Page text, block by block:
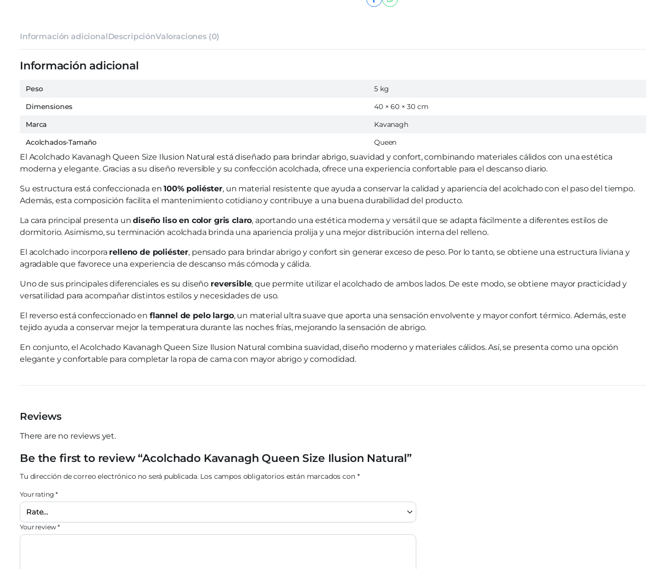
Información adicionalDescripciónValoraciones (0)
Información adicional
Peso
5 kg
Dimensiones
40 × 60 × 30 cm
Marca
Kavanagh
Acolchados-Tamaño
Queen
El Acolchado Kavanagh Queen Size Ilusion Natural está diseñado para brindar abrigo, suavidad y confort, combinando materiales cálidos con una estética
moderna y elegante. Gracias a su diseño reversible y su confección acolchada, ofrece una experiencia confortable para el descanso diario.
Su estructura está confeccionada en100% poliéster, un material resistente que ayuda a conservar la calidad y apariencia del acolchado con el paso del tiempo.
Además, esta composición facilita el mantenimiento cotidiano y contribuye a una buena durabilidad del producto.
La cara principal presenta undiseño liso en color gris claro, aportando una estética moderna y versátil que se adapta fácilmente a diferentes estilos de
dormitorio. Asimismo, su terminación acolchada brinda una apariencia prolija y una mejor distribución interna del relleno.
El acolchado incorpora relleno de poliéster, pensado para brindar abrigo y confort sin generar exceso de peso. Por lo tanto, se obtiene una estructura liviana y
agradable que favorece una experiencia de descanso más cómoda y cálida.
Uno de sus principales diferenciales es su diseño reversible, que permite utilizar el acolchado de ambos lados. De este modo, se obtiene mayor practicidad y
versatilidad para acompañar distintos estilos y necesidades de uso.
El reverso está confeccionado en flannel de pelo largo, un material ultra suave que aporta una sensación envolvente y mayor confort térmico. Además, este
tejido ayuda a conservar mejor la temperatura durante las noches frías, mejorando la sensación de abrigo.
En conjunto, el Acolchado Kavanagh Queen Size Ilusion Natural combina suavidad, diseño moderno y materiales cálidos. Así, se presenta como una opción
elegante y confortable para completar la ropa de cama con mayor abrigo y comodidad.
Reviews
There are no reviews yet.
Be the first to review “Acolchado Kavanagh Queen Size Ilusion Natural”
Tu dirección de correo electrónico no será publicada. Los campos obligatorios están marcados con *
Your rating*
Your review*